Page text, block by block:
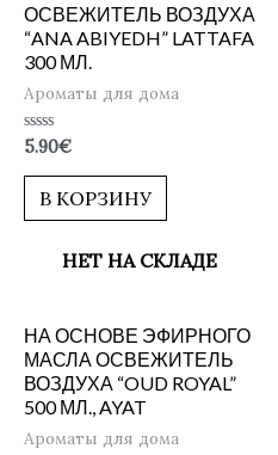
ОСВЕЖИТЕЛЬ ВОЗДУХА
“ANA ABIYEDH” LATTAFA
300 МЛ.
Ароматы для дома
Оценка
из
5.90€
В КОРЗИНУ
НЕТ НА СКЛАДЕ
НА ОСНОВЕ ЭФИРНОГО
МАСЛА ОСВЕЖИТЕЛЬ
ВОЗДУХА “OUD ROYAL”
500 МЛ., AYAT
Ароматы для дома